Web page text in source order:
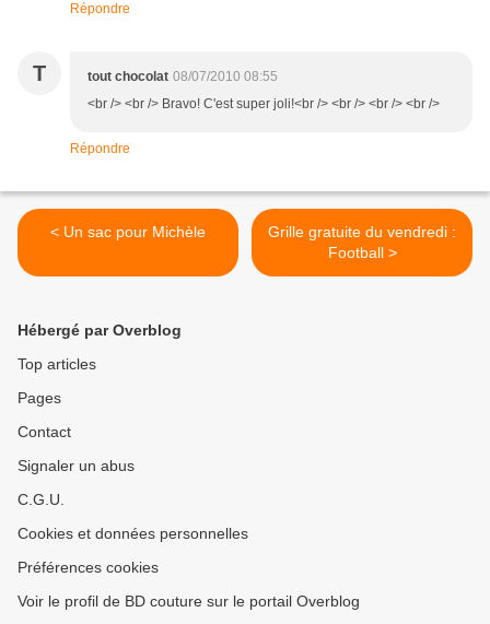
Répondre
T tout chocolat 08/07/2010 08:55
<br /> <br /> Bravo! C'est super joli!<br /> <br /> <br /> <br />
Répondre
< Un sac pour Michèle
Grille gratuite du vendredi :
Football >
Hébergé par Overblog
Top articles
Pages
Contact
Signaler un abus
C.G.U.
Cookies et données personnelles
Préférences cookies
Voir le profil de BD couture sur le portail Overblog